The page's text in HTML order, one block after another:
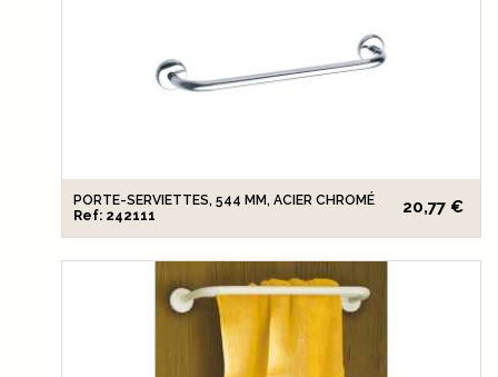
PORTE-SERVIETTES, 544 MM, ACIER CHROMÉ
Ref: 242111
20,77 €